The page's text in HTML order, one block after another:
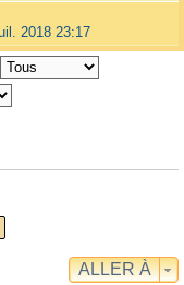
2018 23:17
ALLER À